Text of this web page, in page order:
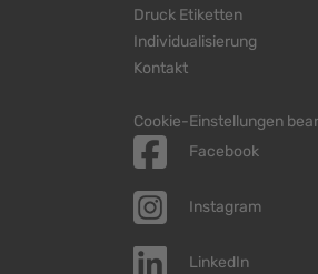
Druck Etiketten
Individualisierung
Kontakt
Cookie-Einstellungen
Facebook
Instagram
LinkedIn